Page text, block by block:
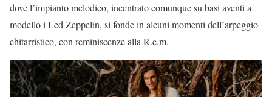
dove l’impianto melodico, incentrato comunque su basi aventi a
modello i Led Zeppelin, si fonde in alcuni momenti dell’arpeggio
chitarristico, con reminiscenze alla R.e.m.